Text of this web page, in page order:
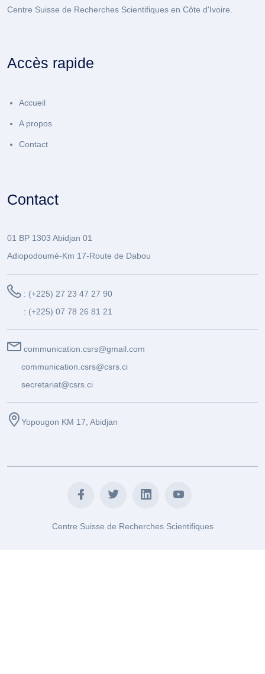
Centre Suisse de Recherches Scientifiques en Côte d'Ivoire.
Accès rapide
Accueil
A propos
Contact
Contact
01 BP 1303 Abidjan 01
Adiopodoumé-Km 17-Route de Dabou
: (+225) 27 23 47 27 90
: (+225) 07 78 26 81 21
communication.csrs@gmail.com
communication.csrs@csrs.ci
secretariat@csrs.ci
Yopougon KM 17, Abidjan
Centre Suisse de Recherches Scientifiques